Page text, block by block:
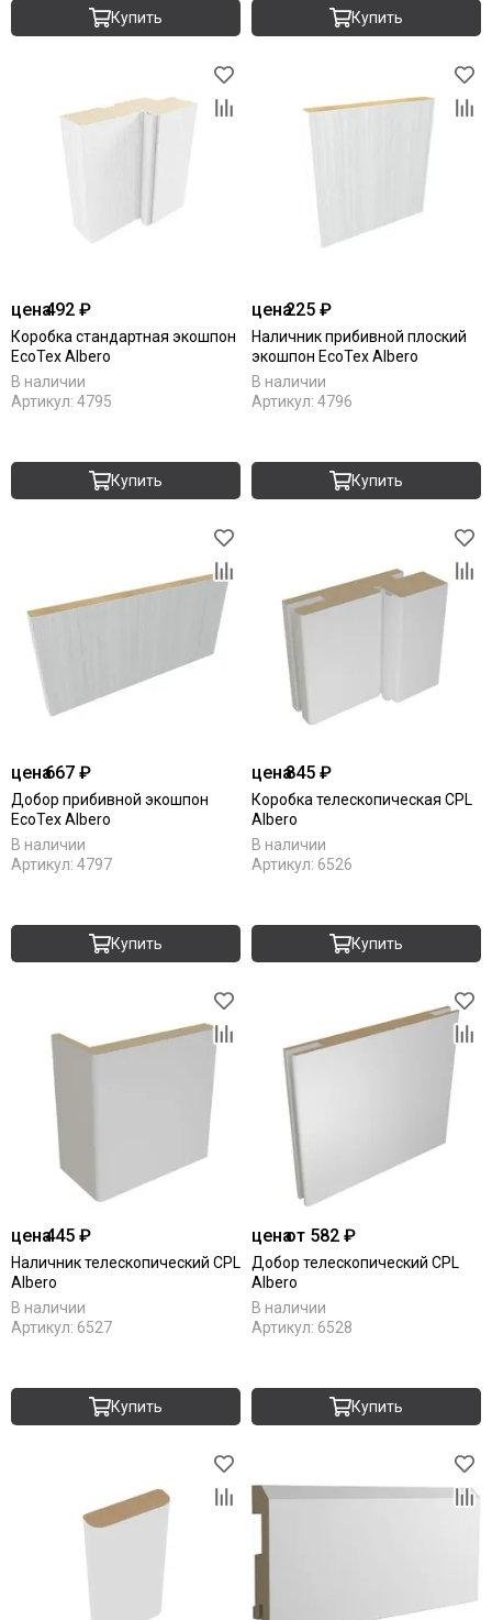
Купить Купить
цена492 ₽
Коробка стандартная экошпон
EcoTex Albero
В наличии
Артикул: 4795
Купить
цена225 ₽
Наличник прибивной плоский
экошпон EcoTex Albero
В наличии
Артикул: 4796
Купить
цена667 ₽
Добор прибивной экошпон
EcoTex Albero
В наличии
Артикул: 4797
Купить
цена845 ₽
Коробка телескопическая CPL
Albero
В наличии
Артикул: 6526
Купить
цена445 ₽
Наличник телескопический CPL
Albero
В наличии
Артикул: 6527
Купить
ценаот 582 ₽
Добор телескопический CPL
Albero
В наличии
Артикул: 6528
Купить